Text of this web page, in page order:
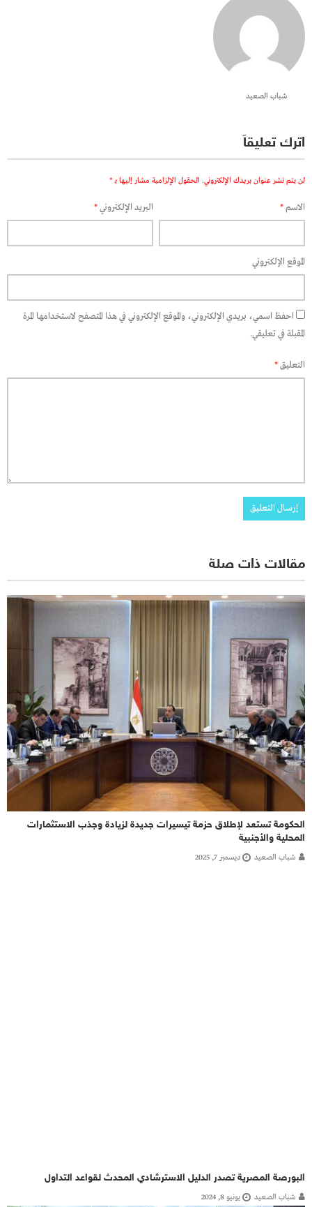
شباب الصعيد
اترك تعليقاً
لن يتم نشر عنوان بريدك الإلكتروني. الحقول الإلزامية مشار إليها بـ *
الاسم* البريد الإلكتروني*
الموقع الإلكتروني
احفظ اسمي، بريدي الإلكتروني، والموقع الإلكتروني في هذا المتصفح لاستخدامها المرة
المقبلة في تعليقي.
التعليق*
مقالات ذات صلة
الحكومة تستعد لإطلاق حزمة تيسيرات جديدة لزيادة وجذب الاستثمارات
المحلية والأجنبية
شباب الصعيد ديسمبر 7, 2025
البورصة المصرية تصدر الدليل الاسترشادي المحدث لقواعد التداول
شباب الصعيد يونيو 8, 2024